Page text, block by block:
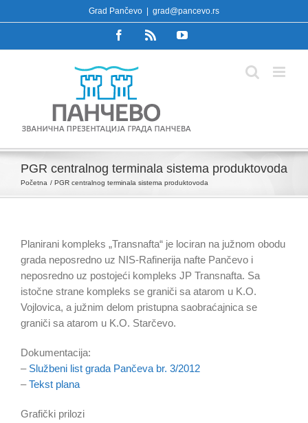
to
Grad Pančevo grad@pancevo.rs
FacebookRss YouTube
PGR centralnog terminala sistema produktovoda
Početna PGR centralnog terminala sistema produktovoda
Planirani kompleks „Transnafta“ je lociran na južnom obodu
grada neposredno uz NIS-Rafinerija nafte Pančevo i
neposredno uz postojeći kompleks JP Transnafta. Sa
istočne strane kompleks se graniči sa atarom u K.O.
Vojlovica, a južnim delom pristupna saobraćajnica se
graniči sa atarom u K.O. Starčevo.
Dokumentacija:
– Službeni list grada Pančeva br. 3/2012
–Tekst plana
Grafički prilozi